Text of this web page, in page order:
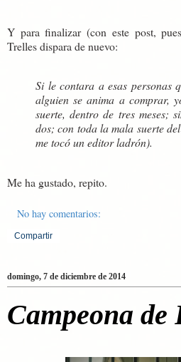
Y para finalizar (con este post,
Trelles dispara de nuevo:
Si le contara a esas personas
alguien se anima a comprar,
suerte, dentro de tres meses;
dos; con toda la mala suerte
me tocó un editor ladrón).
Me ha gustado, repito.
No hay comentarios:
Compartir
domingo, 7 de diciembre de 2014
Campeona de